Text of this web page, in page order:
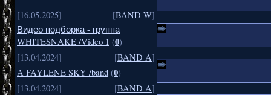
[16.05.2025] [BAND W]
Видео подборка - группа
WHITESNAKE /Video 1 (0)
[13.04.2024]
[BAND A]
A FAYLENE SKY /band (0)
[13.04.2024]
[BAND A]